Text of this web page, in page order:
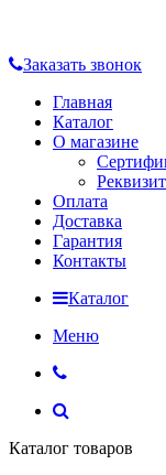
Заказать звонок
Главная
Каталог
О магазине
Оплата
Доставка
Гарантия
Контакты
Каталог
Меню
Каталог товаров